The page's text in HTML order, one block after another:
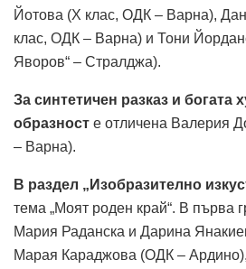
Йотова (X клас, ОДК – Варна),
клас, ОДК – Варна) и Тони
Яворов“ – Стралджа).
За синтетичен разказ и богата
образност е отличена Валерия
– Варна).
В раздел „Изобразително
тема „Моят роден край“. В първа
Мария Раданска и Дарина
Марая Караджова (ОДК –